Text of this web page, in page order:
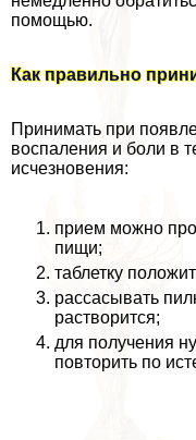
помощью.
Как правильно
Принимать при
воспаления и боли в
исчезновения:
прием можно
пищи;
таблетку
рассасывать
растворится;
для получения
повторить по